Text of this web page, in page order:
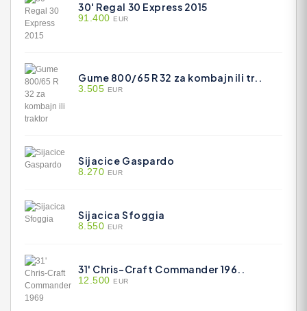
30' Regal 30 Express 2015
91.400 EUR
Gume 800/65 R 32 za kombajn ili tr..
3.505 EUR
Sijacice Gaspardo
8.270 EUR
Sijacica Sfoggia
8.550 EUR
31' Chris-Craft Commander 196..
12.500 EUR